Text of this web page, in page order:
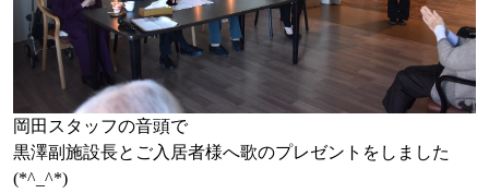
岡田スタッフの音頭で
黒澤副施設長とご入居者様へ歌のプレゼントをしました
(*^_^*)